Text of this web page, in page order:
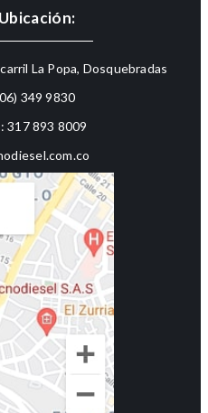
La Popa, Dosquebradas
349 9830
317 893 8009